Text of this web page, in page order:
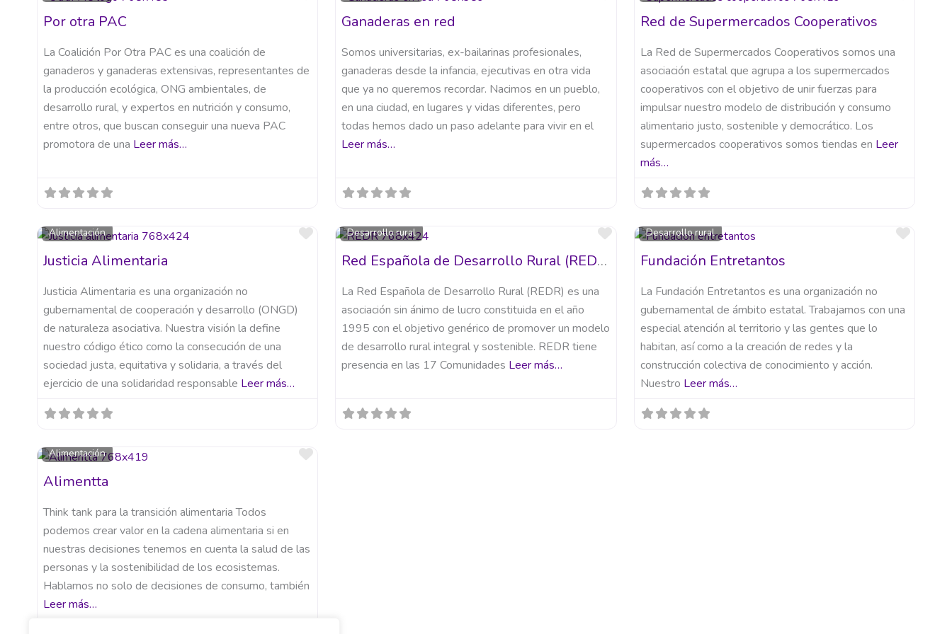
Por otra PAC
La Coalición Por Otra PAC es una coalición de
ganaderos y ganaderas extensivas, representantes de
la producción ecológica, ONG ambientales, de
desarrollo rural, y expertos en nutrición y consumo,
entre otros, que buscan conseguir una nueva PAC
promotora de una Leer más…
Ganaderas en red
Somos universitarias, ex-bailarinas profesionales,
ganaderas desde la infancia, ejecutivas en otra vida
que ya no queremos recordar. Nacimos en un pueblo,
en una ciudad, en lugares y vidas diferentes, pero
todas hemos dado un paso adelante para vivir en el
Leer más…
Red de Supermercados Cooperativos
La Red de Supermercados Cooperativos somos una
asociación estatal que agrupa a los supermercados
cooperativos con el objetivo de unir fuerzas para
impulsar nuestro modelo de distribución y consumo
alimentario justo, sostenible y democrático. Los
supermercados cooperativos somos tiendas en Leer
más…
Alimentación
Favorito
Justicia Alimentaria
Justicia Alimentaria es una organización no
gubernamental de cooperación y desarrollo (ONGD)
de naturaleza asociativa. Nuestra visión la define
nuestro código ético como la consecución de una
sociedad justa, equitativa y solidaria, a través del
ejercicio de una solidaridad responsable Leer más…
Desarrollo rural
Favorito
Red Española de Desarrollo Rural (REDR)
La Red Española de Desarrollo Rural (REDR) es una
asociación sin ánimo de lucro constituida en el año
1995 con el objetivo genérico de promover un modelo
de desarrollo rural integral y sostenible. REDR tiene
presencia en las 17 Comunidades Leer más…
Desarrollo rural
Fundación Entretantos
La Fundación Entretantos es una organización no
gubernamental de ámbito estatal. Trabajamos con una
especial atención al territorio y las gentes que lo
habitan, así como a la creación de redes y la
construcción colectiva de conocimiento y acción.
Nuestro Leer más…
Alimentación
Favorito
Alimentta
Think tank para la transición alimentaria Todos
podemos crear valor en la cadena alimentaria si en
nuestras decisiones tenemos en cuenta la salud de las
personas y la sostenibilidad de los ecosistemas.
Hablamos no solo de decisiones de consumo, también
Leer más…